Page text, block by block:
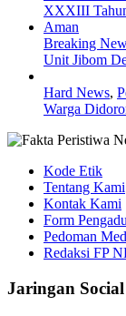
Breaking
Unit Jibom
Hard News,
Warga
Kode Etik
Tentang Kami
Kontak Kami
Form
Pedoman
Redaksi FP
Jaringan Social